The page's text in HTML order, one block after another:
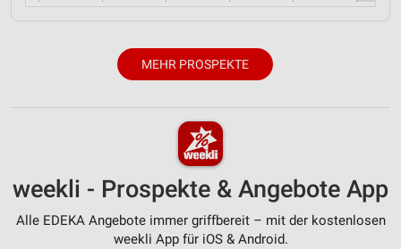
MEHR PROSPEKTE
weekli - Prospekte & Angebote App
Alle EDEKA Angebote immer griffbereit – mit der kostenlosen
weekli App für iOS & Android.
Speichern von oder Zugriff auf Informationen
auf einem Endgerät
Erstellung von Profilen für personalisierte
Werbung
Verwendung von Profilen zur Auswahl
personalisierter Werbung